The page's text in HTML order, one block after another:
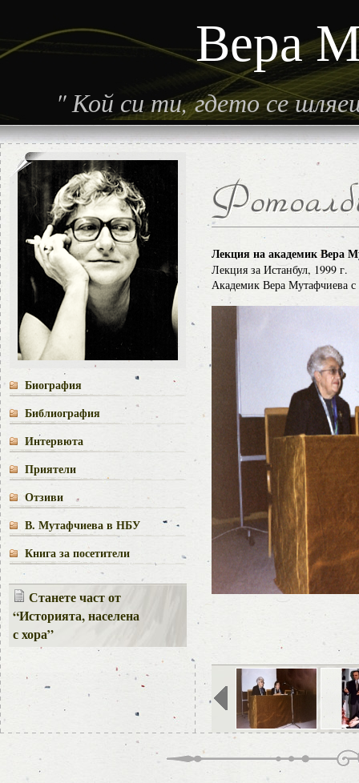
Вера
"Кой си ти, гдето се
Биография
Библиография
Интервюта
Приятели
Отзиви
В. Мутафчиева в НБУ
Книга за посетители
Станете част от
“Историята, населена
с хора”
Лекция на академик Вера
Лекция за Истанбул, 1999 г.
Академик Вера Мутафчиева